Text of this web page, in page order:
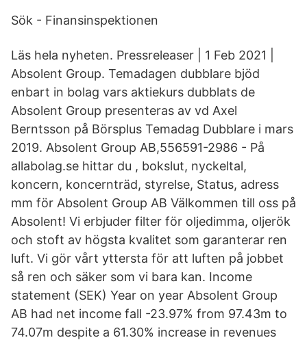
Sök - Finansinspektionen
Läs hela nyheten. Pressreleaser | 1 Feb 2021 |
Absolent Group. Temadagen dubblare bjöd
enbart in bolag vars aktiekurs dubblats de
Absolent Group presenteras av vd Axel
Berntsson på Börsplus Temadag Dubblare i mars
2019. Absolent Group AB,556591-2986 - På
allabolag.se hittar du , bokslut, nyckeltal,
koncern, koncernträd, styrelse, Status, adress
mm för Absolent Group AB Välkommen till oss på
Absolent! Vi erbjuder filter för oljedimma, oljerök
och stoft av högsta kvalitet som garanterar ren
luft. Vi gör vårt yttersta för att luften på jobbet
så ren och säker som vi bara kan. Income
statement (SEK) Year on year Absolent Group
AB had net income fall -23.97% from 97.43m to
74.07m despite a 61.30% increase in revenues